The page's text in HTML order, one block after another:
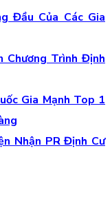
Đầu Của Các Gia
Chương Trình Định
Gia Mạnh Top 1
Nhận PR Định Cư